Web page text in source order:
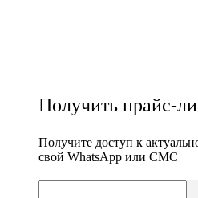
Получить прайс-
Получите доступ к
свой WhatsApp или СМС